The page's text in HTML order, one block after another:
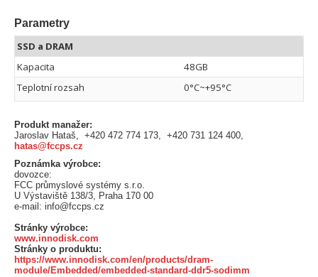
Parametry
SSD a DRAM
Kapacita
48GB
Teplotní rozsah
0°C~+95°C
Produkt manažer:
Jaroslav Hataš, +420 472 774 173, +420 731 124 400,
hatas@fccps.cz
Poznámka výrobce:
dovozce:
FCC průmyslové systémy s.r.o.
U Výstaviště 138/3, Praha 170 00
e-mail: info@fccps.cz
Stránky výrobce:
www.innodisk.com
Stránky o produktu:
https://www.innodisk.com/en/products/dram-
module/Embedded/embedded-standard-ddr5-sodimm